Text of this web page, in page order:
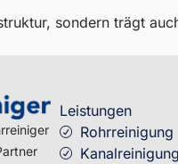
sondern trägt
Leistungen
Rohrreinigung
Kanalreinigung